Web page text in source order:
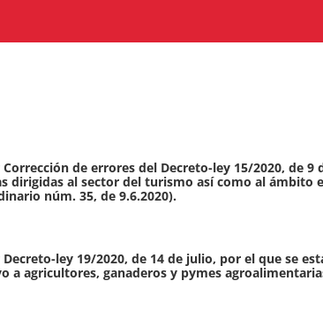
de errores del Decreto-ley 15/2020, de 9
dirigidas al sector del turismo así como al ámbito
núm. 35, de 9.6.2020).
ley 19/2020, de 14 de julio, por el que se
a agricultores, ganaderos y pymes